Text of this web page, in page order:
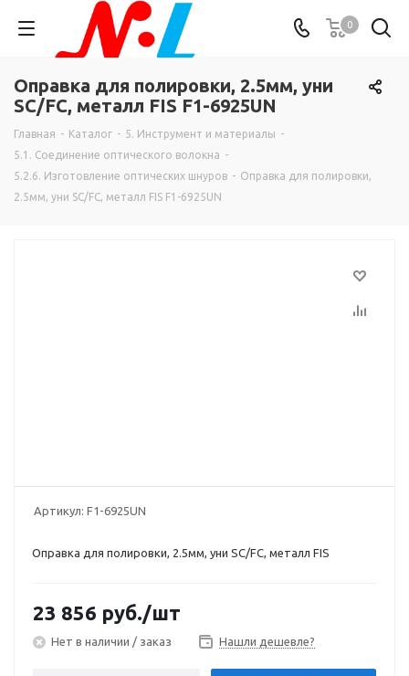
0
Оправка для полировки, 2.5мм, уни
SC/FC, металл FIS F1-6925UN
Главная - Каталог - 5. Инструмент и материалы -
5.1. Соединение оптического волокна -
5.2.6. Изготовление оптических шнуров - Оправка для полировки,
2.5мм, уни SC/FC, металл FIS F1-6925UN
Артикул: F1-6925UN
Оправка для полировки, 2.5мм, уни SC/FC, металл FIS
23 856 руб./шт
Нет в наличии / заказ Нашли дешевле?